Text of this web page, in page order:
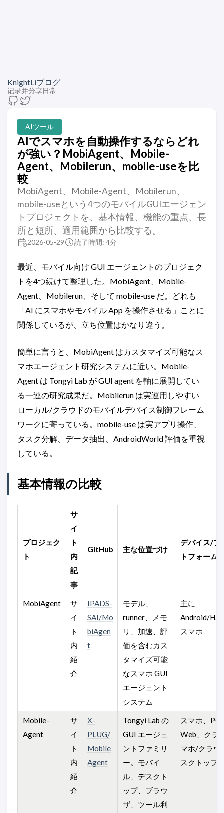
KnightLiブログ
记录并分享日常
AIツール
AIでスマホを自動操作するならどれ
が強い？MobiAgent、Mobile-
Agent、Mobilerun、mobile-useを比
較
MobiAgent、Mobile-Agent、Mobilerun、
mobile-useという4つのモバイルGUIエージェン
トプロジェクトを、基本情報、機能の重点、長
所と短所、適用範囲から比較する。
2026-05-29 読了時間: 4分
最近、モバイル向け GUI エージェントのプロジェク
トを4つ続けて整理した。MobiAgent、Mobile-
Agent、Mobilerun、そして mobile-use だ。どれも
「AI にスマホやモバイル App を操作させる」ことに
関係しているが、立ち位置はかなり違う。
簡単に言うと、MobiAgent はカスタマイズ可能なス
マホエージェント研究システムに近い。Mobile-
Agent は Tongyi Lab が GUI agent を軸に展開してい
る一連の研究成果だ。Mobilerun は実運用しやすい
ローカル/クラウドのモバイルデバイス制御フレーム
ワークに寄っている。mobile-use は実アプリ操作、
タスク分解、データ抽出、AndroidWorld 評価を重視
している。
基本情報の比較
プロジェク
ト
サ
イ
ト
内
記
事
GitHub 主な位置づけ
デバイス/プ
トフォーム
MobiAgent
サ
イ
ト
内
紹
介
IPADS-
SAI/Mo
biAgen
t
モデル、
runner、メモ
リ、加速、評
価を含むカス
タマイズ可能
なスマホ GUI
エージェント
システム
主に
Android/
スマホ
Mobile-
Agent
サ
イ
ト
内
紹
介
X-
PLUG/
Mobile
Agent
Tongyi Lab の
GUI エージェ
ントファミリ
ー。モバイ
ル、デスクト
ップ、ブラウ
ザ、ツール利
スマホ、PC
Web、クラ
マホ/クラウ
スクトップ